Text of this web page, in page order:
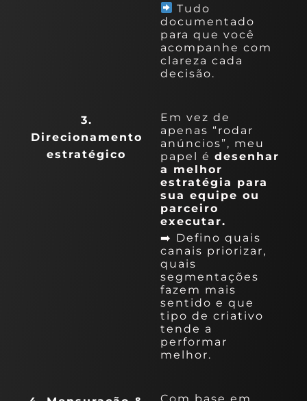
Tudo
documentado
para que você
acompanhe com
clareza cada
decisão.
3.
Direcionamento
estratégico
Em vez de
apenas “rodar
anúncios”, meu
papel é desenhar
a melhor
estratégia para
sua equipe ou
parceiro
executar.
➡️ Defino quais
canais priorizar,
quais
segmentações
fazem mais
sentido e que
tipo de criativo
tende a
performar
melhor.
Com base em